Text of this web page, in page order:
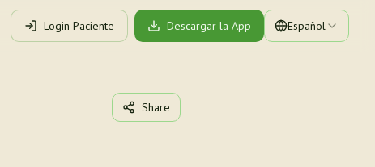
Login Paciente Descargar la App Español
Share